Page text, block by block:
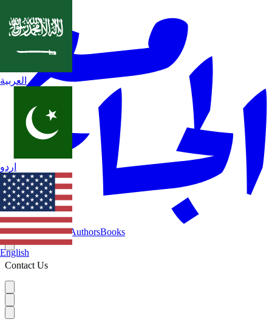
HomeCategoriesAuthorsBooks
Contact Us
العربية
اردو
English